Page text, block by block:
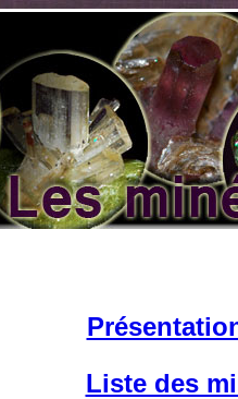
Liste des